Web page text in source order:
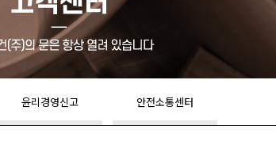
윤리경영신고 안전소통센터